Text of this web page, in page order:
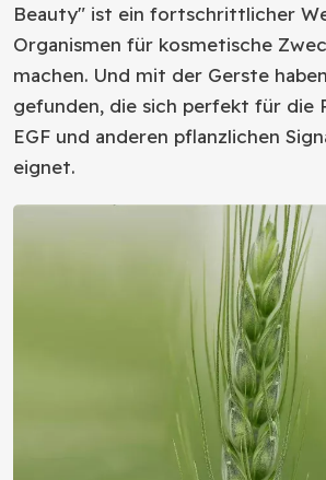
Beauty" ist ein fortschrittlicher
Organismen für kosmetische
machen. Und mit der Gerste
gefunden, die sich perfekt für die
EGF und anderen pflanzlichen
eignet.